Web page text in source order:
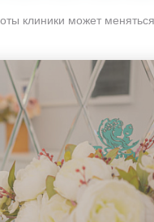
клиники может